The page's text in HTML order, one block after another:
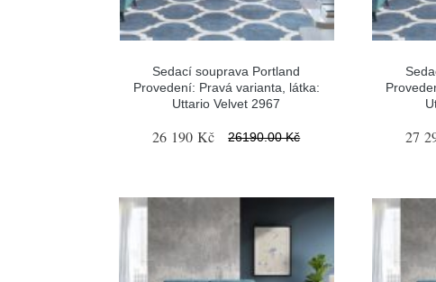
Sedací souprava Portland
Provedení: Pravá varianta, látka:
Uttario Velvet 2967
26 190 Kč 26190.00 Kč 27